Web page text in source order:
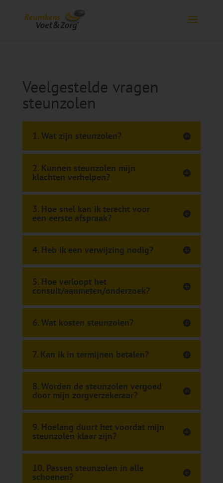
Veelgestelde vragen
steunzolen
1. Wat zijn steunzolen?
2. Kunnen steunzolen mijn
klachten verhelpen?
3. Hoe snel kan ik terecht voor
een eerste afspraak?
4. Heb ik een verwijzing nodig?
5. Hoe verloopt het
consult/aanmeten/onderzoek?
6. Wat kosten steunzolen?
7. Kan ik in termijnen betalen?
8. Worden de steunzolen vergoed
door mijn zorgverzekeraar?
9. Hoelang duurt het voordat mijn
steunzolen klaar zijn?
10. Passen steunzolen in alle
schoenen?